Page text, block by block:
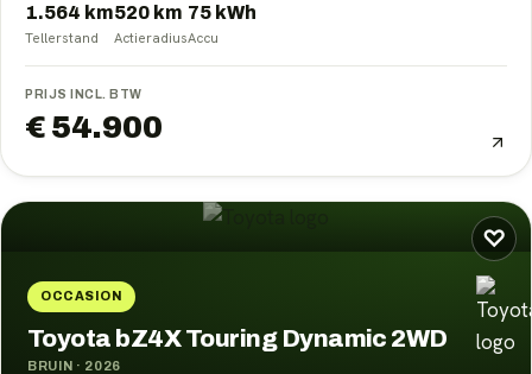
1.564 km
Tellerstand
520 km
Actieradius
75 kWh
Accu
PRIJS INCL. BTW
€ 54.900
♡
OCCASION
Toyota bZ4X Touring Dynamic 2WD
BRUIN · 2026